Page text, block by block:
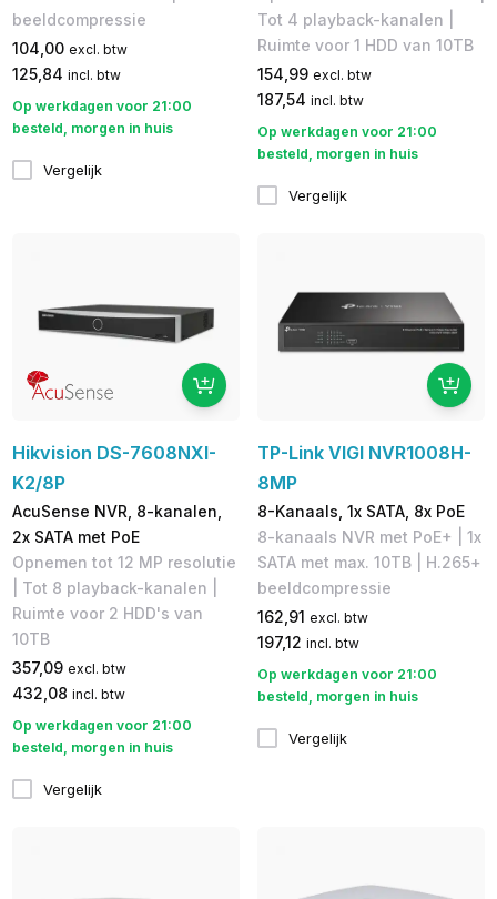
beeldcompressie
104,00 excl. btw
125,84 incl. btw
Op werkdagen voor 21:00
besteld, morgen in huis
Vergelijk
Tot 4 playback-kanalen |
Ruimte voor 1 HDD van 10TB
154,99 excl. btw
187,54 incl. btw
Op werkdagen voor 21:00
besteld, morgen in huis
Vergelijk
Hikvision DS-7608NXI-
K2/8P
AcuSense NVR, 8-kanalen,
2x SATA met PoE
Opnemen tot 12 MP resolutie
| Tot 8 playback-kanalen |
Ruimte voor 2 HDD's van
10TB
357,09 excl. btw
432,08 incl. btw
Op werkdagen voor 21:00
besteld, morgen in huis
Vergelijk
TP-Link VIGI NVR1008H-
8MP
8-Kanaals, 1x SATA, 8x PoE
8-kanaals NVR met PoE+ | 1x
SATA met max. 10TB | H.265+
beeldcompressie
162,91 excl. btw
197,12 incl. btw
Op werkdagen voor 21:00
besteld, morgen in huis
Vergelijk